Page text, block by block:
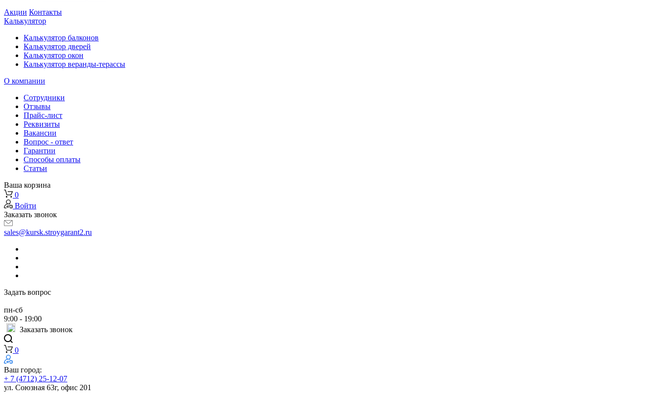
Акции Контакты
Калькулятор
Калькулятор балконов
Калькулятор дверей
Калькулятор окон
Калькулятор веранды-терассы
О компании
Сотрудники
Отзывы
Прайс-лист
Реквизиты
Вакансии
Вопрос - ответ
Гарантии
Способы оплаты
Статьи
Ваша корзина
0
Войти
Заказать звонок
sales@kursk.stroygarant2.ru
Задать вопрос
пн-сб
9:00 - 19:00
Заказать звонок
0
Ваш город:
+ 7 (4712) 25-12-07
ул. Союзная 63г, офис 201